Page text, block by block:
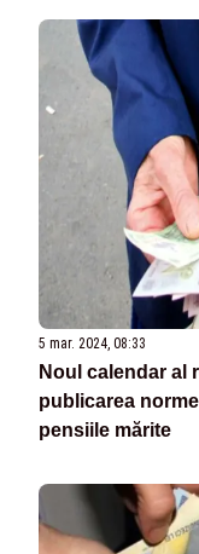
5 mar. 2024, 08:33
Noul calendar al
publicarea
pensiile mărite